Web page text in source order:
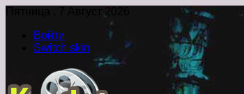
Пятница , 7 Август 2026
Войти
Switch skin